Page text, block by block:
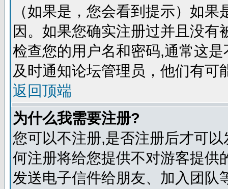
（如果是，您会看到提示）如
因。如果您确实注册过并且没
检查您的用户名和密码,通常这
及时通知论坛管理员，他们有可
返回顶端
为什么我需要注册?
您可以不注册,是否注册后才可
何注册将给您提供不对游客提供
发送电子信件给朋友、加入团